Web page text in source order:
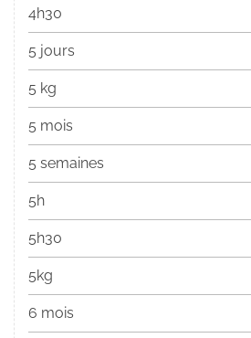
4h30
5 jours
5 kg
5 mois
5 semaines
5h
5h30
5kg
6 mois